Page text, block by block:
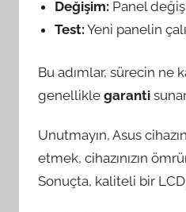
Değişim: Panel
Test: Yeni panelin
Bu adımlar, sürecin ne
genellikle garanti
Unutmayın, Asus
etmek, cihazınızın
Sonuçta, kaliteli bir